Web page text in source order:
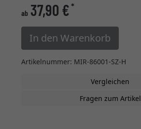
ab 37,90 €*
In den Warenkorb
Artikelnummer: MIR-86001-SZ-H
Vergleichen
Fragen zum Artikel